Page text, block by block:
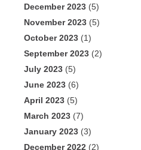
December 2023 (5)
November 2023 (5)
October 2023 (1)
September 2023 (2)
July 2023 (5)
June 2023 (6)
April 2023 (5)
March 2023 (7)
January 2023 (3)
December 2022 (2)